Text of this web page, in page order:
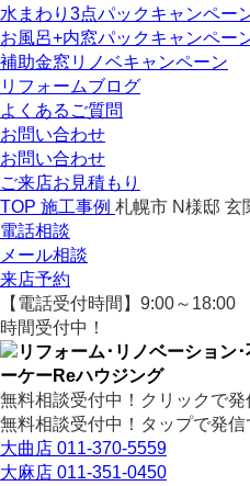
水まわり3点パックキャンペー
お風呂+内窓パックキャンペー
補助金窓リノベキャンペーン
リフォームブログ
よくあるご質問
お問い合わせ
お問い合わせ
ご来店お見積もり
TOP 施工事例 札幌市 N様邸 玄
電話相談
メール相談
来店予約
【電話受付時間】9:00～18:00
時間受付中！
無料相談受付中！クリックで発
無料相談受付中！タップで発信
大曲店 011-370-5559
大麻店 011-351-0450